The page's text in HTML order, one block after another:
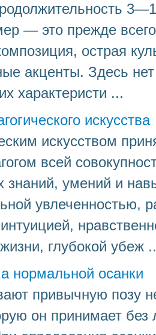
— это прежде
острая
акценты. Здесь
характеристи ...
искусства
искусством
всей
знаний, умений и
увлеченностью,
глубокой убеж
нормальной осанки
привычную позу
он принимает